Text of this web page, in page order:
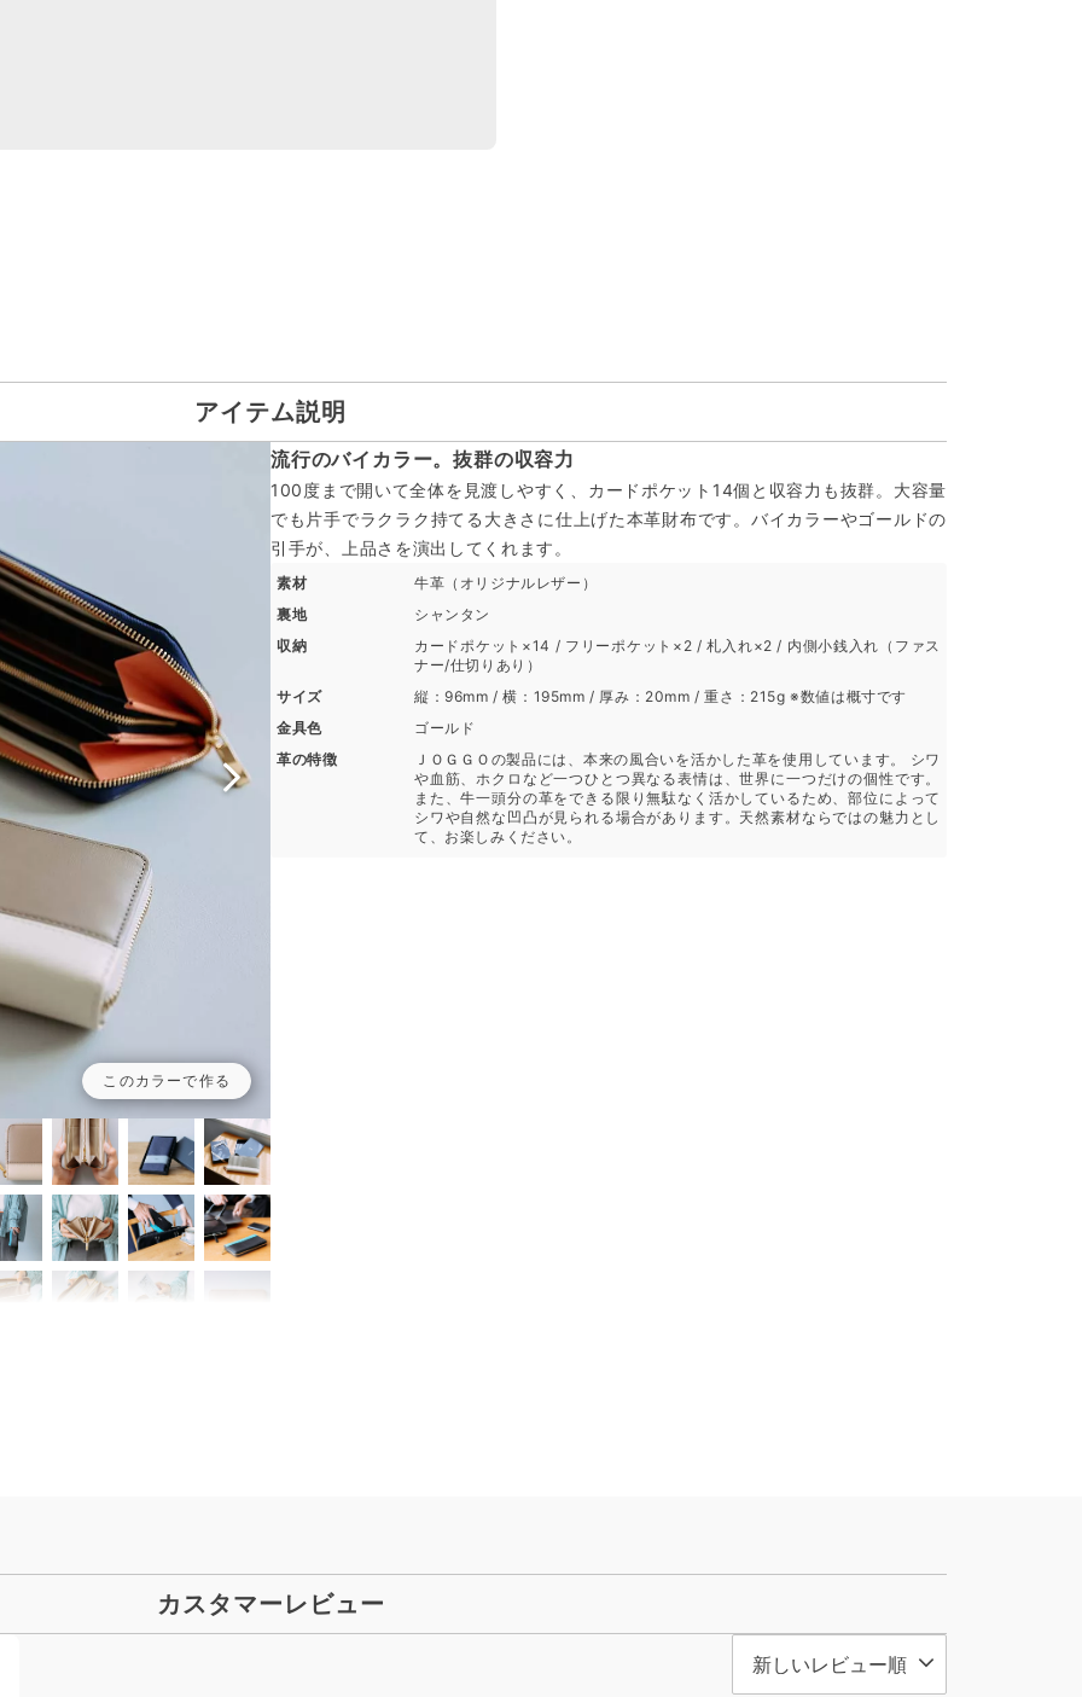
アイテム説明
このカラーで作る
流行のバイカラー。抜群の収容力
100度まで開いて全体を見渡しやすく、カードポケット14個と収容力も抜群。大容量
でも片手でラクラク持てる大きさに仕上げた本革財布です。バイカラーやゴールドの
引手が、上品さを演出してくれます。
素材
牛革（オリジナルレザー）
裏地
シャンタン
収納
カードポケット×14 / フリーポケット×2 / 札入れ×2 / 内側小銭入れ（ファス
ナー/仕切りあり）
サイズ
縦：96mm / 横：195mm / 厚み：20mm / 重さ：215g ※数値は概寸です
金具色
ゴールド
革の特徴
ＪＯＧＧＯの製品には、本来の風合いを活かした革を使用しています。 シワ
や血筋、ホクロなど一つひとつ異なる表情は、世界に一つだけの個性です。
また、牛一頭分の革をできる限り無駄なく活かしているため、部位によって
シワや自然な凹凸が見られる場合があります。天然素材ならではの魅力とし
て、お楽しみください。
カスタマーレビュー